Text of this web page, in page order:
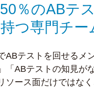
％のABテ
つ専門チー
ABテストを回せるメ
「ABテストの知見が
ソース面だけではな